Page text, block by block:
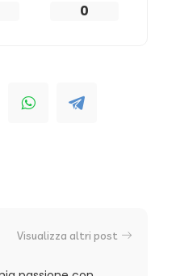
0
Visualizza altri post